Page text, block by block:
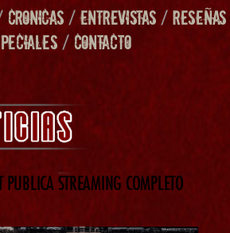
CRONICAS/ENTREVISTAS/RESEÑAS
/ CONTACTO
PUBLICA STREAMING COMPLETO